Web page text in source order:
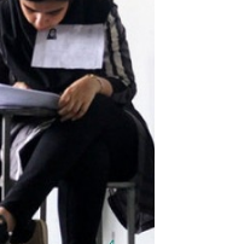
ترجمه عربی به فارسی
مشاهده همه زبان ها
سفارش ویرایش
سفارش پارافریز
سفارش فرمت‌بندی
سفارش کاهش کمیت
سفارش معرفی مجله
سفارش معرفی مقاله